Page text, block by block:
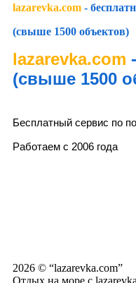
lazarevka.com -
(свыше 1500 объектов)
lazarevka.com
(свыше 1500
Бесплатный сервис по
Работаем с 2006 года
2026 © “lazarevka.com”
Отдых на море с